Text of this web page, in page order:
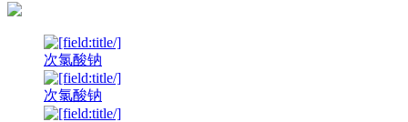
次氯酸钠
次氯酸钠